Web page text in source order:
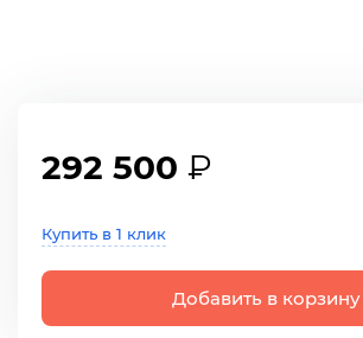
292 500 ₽
Купить в 1 клик
Добавить в корзину